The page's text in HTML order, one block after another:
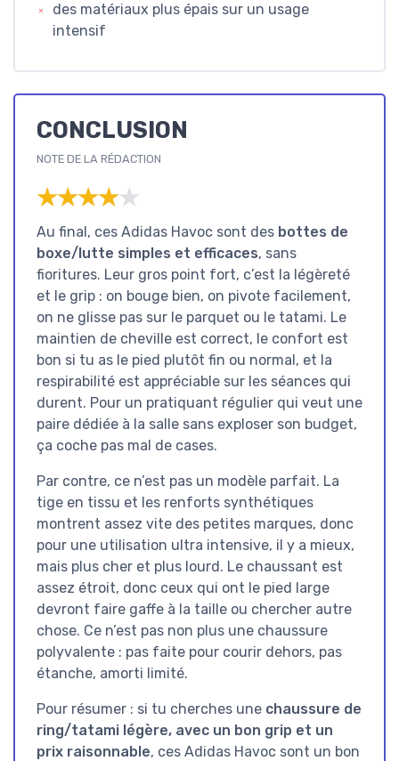
des matériaux plus épais sur un usage
intensif
CONCLUSION
NOTE DE LA RÉDACTION
★★★★★
★★★★★
Au final, ces Adidas Havoc sont des bottes de
boxe/lutte simples et efficaces, sans
fioritures. Leur gros point fort, c’est la légèreté
et le grip : on bouge bien, on pivote facilement,
on ne glisse pas sur le parquet ou le tatami. Le
maintien de cheville est correct, le confort est
bon si tu as le pied plutôt fin ou normal, et la
respirabilité est appréciable sur les séances qui
durent. Pour un pratiquant régulier qui veut une
paire dédiée à la salle sans exploser son budget,
ça coche pas mal de cases.
Par contre, ce n’est pas un modèle parfait. La
tige en tissu et les renforts synthétiques
montrent assez vite des petites marques, donc
pour une utilisation ultra intensive, il y a mieux,
mais plus cher et plus lourd. Le chaussant est
assez étroit, donc ceux qui ont le pied large
devront faire gaffe à la taille ou chercher autre
chose. Ce n’est pas non plus une chaussure
polyvalente : pas faite pour courir dehors, pas
étanche, amorti limité.
Pour résumer : si tu cherches une chaussure de
ring/tatami légère, avec un bon grip et un
prix raisonnable, ces Adidas Havoc sont un bon